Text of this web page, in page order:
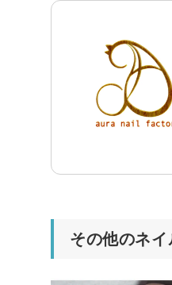
その他のネ